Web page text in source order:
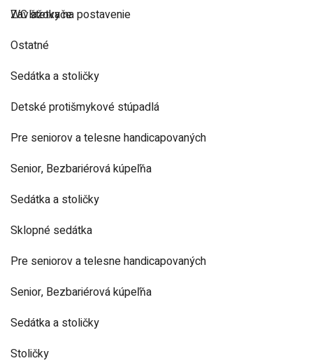
Zavlažovače
WC štetky na postavenie
Ostatné
Sedátka a stoličky
Detské protišmykové stúpadlá
Pre seniorov a telesne handicapovaných
Senior, Bezbariérová kúpeľňa
Sedátka a stoličky
Sklopné sedátka
Pre seniorov a telesne handicapovaných
Senior, Bezbariérová kúpeľňa
Sedátka a stoličky
Stoličky